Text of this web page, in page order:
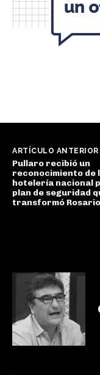
ARTÍCULO ANTERIOR
Pullaro recibió un
reconocimiento de
hotelería nacional
plan de seguridad
transformó Rosario